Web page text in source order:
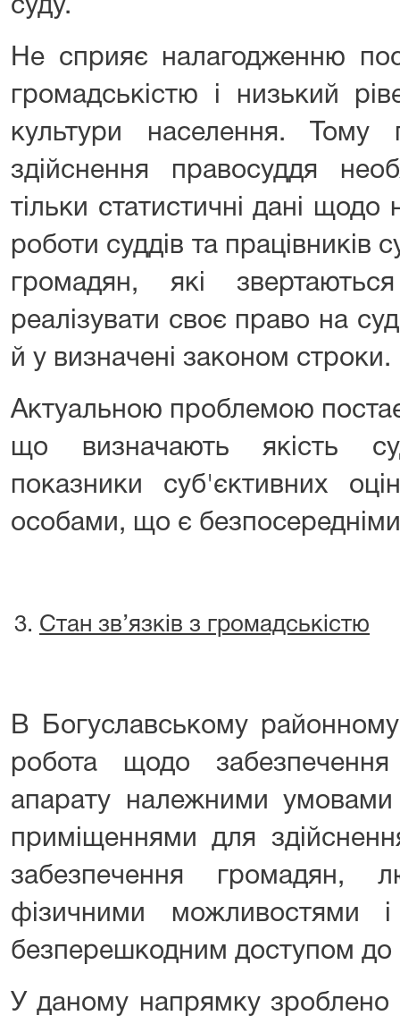
суду.
Не сприяє налагодженню
громадськістю і низький
культури населення. Тому
здійснення правосуддя
тільки статистичні дані
роботи суддів та працівників
громадян, які
реалізувати своє право на
й у визначені законом строки.
Актуальною проблемою
що визначають якість
показники суб'єктивних
особами, що є
Стан зв’язків з громадськістю
В Богуславському
робота щодо забезпечення
апарату належними умовами
приміщеннями для
забезпечення громадян,
фізичними можливостями і
безперешкодним доступом до
У даному напрямку зроблено